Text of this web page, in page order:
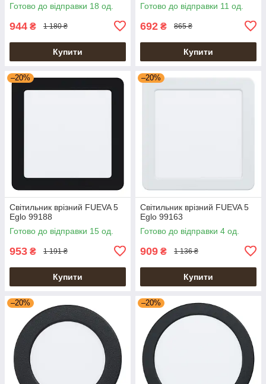
Готово до відправки 18 од.
944 ₴ 1 180 ₴
Купити
Готово до відправки 11 од.
692 ₴ 865 ₴
Купити
–20%
Світильник врізний FUEVA 5
Eglo 99188
Готово до відправки 15 од.
953 ₴ 1 191 ₴
Купити
–20%
Світильник врізний FUEVA 5
Eglo 99163
Готово до відправки 4 од.
909 ₴ 1 136 ₴
Купити
–20% –20%